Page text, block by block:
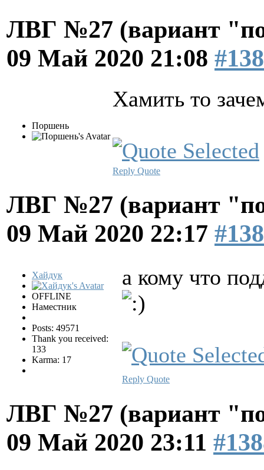
ЛВГ №27 (вариант
09 Май 2020 21:08
Поршень
Хамить то
Reply Quote
ЛВГ №27 (вариант
09 Май 2020 22:17
Хайдук
OFFLINE
Наместник
Posts: 49571
Thank you received:
133
Karma: 17
а кому что
Reply Quote
ЛВГ №27 (вариант
09 Май 2020 23:11